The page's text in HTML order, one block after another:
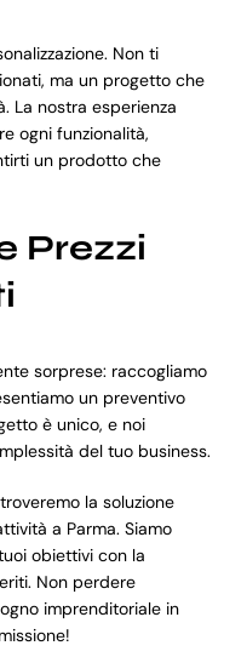
Non ti
ma un progetto che
La nostra esperienza
ogni funzionalità,
un prodotto che
Prezzi
sorprese: raccogliamo
un preventivo
è unico, e noi
del tuo business.
la soluzione
a Parma. Siamo
obiettivi con la
Non perdere
imprenditoriale in